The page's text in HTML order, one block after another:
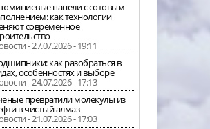
панели с сотовым
как технологии
современное
- 27.07.2026 - 19:11
как разобраться в
особенностях и выборе
- 24.07.2026 - 17:13
превратили молекулы из
в чистый алмаз
- 21.07.2026 - 17:03